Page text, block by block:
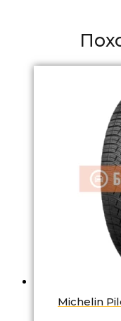
Michelin